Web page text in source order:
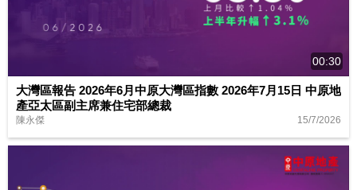
00:30
大灣區報告 2026年6月中原大灣區指數 2026年7月15日 中原地
產亞太區副主席兼住宅部總裁
陳永傑 15/7/2026